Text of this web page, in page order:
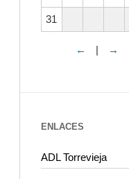
31
← | →
ENLACES
ADL Torrevieja